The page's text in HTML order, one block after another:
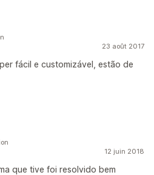
23 août 2017
fácil e customizável, estão de
12 juin 2018
que tive foi resolvido bem